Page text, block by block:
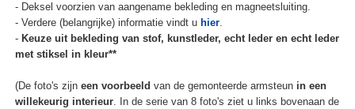
- Deksel voorzien van aangename bekleding en magneetsluiting.
- Verdere (belangrijke) informatie vindt u hier.
- Keuze uit bekleding van stof, kunstleder, echt leder en echt leder
met stiksel in kleur**
(De foto's zijn een voorbeeld van de gemonteerde armsteun in een
willekeurig interieur. In de serie van 8 foto's ziet u links bovenaan de